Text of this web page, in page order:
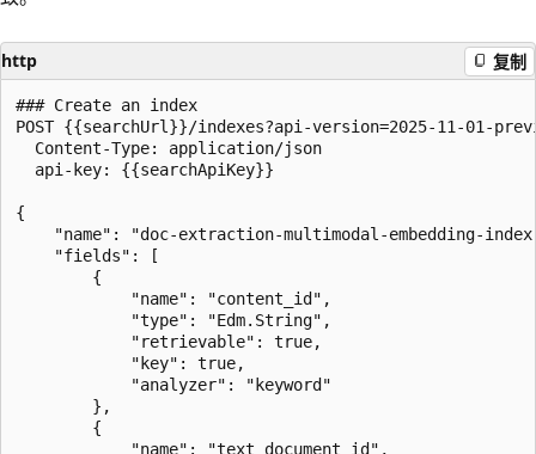
http 复制
### Create an index
POST {{searchUrl}}/indexes?api-version=2025-11-01-
  Content-Type: application/json
  api-key: {{searchApiKey}}
{
"name": "doc-extraction-multimodal-embedding-
    "fields": [
        {
            "name": "content_id",
            "type": "Edm.String",
            "retrievable": true,
            "key": true,
            "analyzer": "keyword"
        },
        {
            "name": "text_document_id",